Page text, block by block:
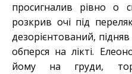
просигналив рівно о
розкрив очі під
дезорієнтований,
обперся на лікті.
йому на груди,